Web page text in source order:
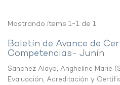
Mostrando ítems 1-1 de 1
Boletín de Avance de
Competencias- Junín
Sanchez Alayo, Angheline Marie (
Evaluación, Acreditación y